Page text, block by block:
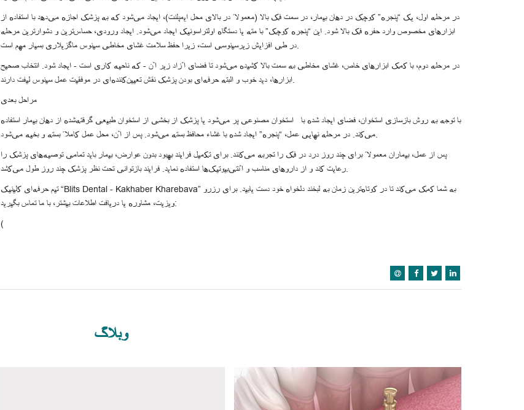
در مرحله اول، یک “پنجره” کوچک در دهان بیمار، در سمت فک بالا (معمولاً در بالای محل ایمپلنت)، ایجاد می‌شود که به پزشک اجازه می‌دهد با استفاده از
ابزارهای مخصوص وارد حفره فک بالا شود. این “پنجره کوچک” با مته یا دستگاه اولتراسونیک ایجاد می‌شود. ایجاد ورودی، حساس‌ترین و دشوارترین مرحله
در طی افزایش زیرسینوسی است، زیرا حفظ سلامت غشای مخاطی سینوس ماگزیلاری بسیار مهم است.
در مرحله دوم، با کمک ابزارهای خاص، غشای مخاطی به سمت بالا کشیده می‌شود تا فضای آزاد زیر آن - که ناحیه کاری است - ایجاد شود. انتخاب صحیح
ابزارها، دید خوب و البته حرفه‌ای بودن پزشک نقش تعیین‌کننده‌ای در موفقیت عمل سینوس لیفت دارند.
مراحل بعدی
با توجه به روش بازسازی استخوان، فضای ایجاد شده با استخوان مصنوعی پر می‌شود یا پزشک از بخشی از استخوان طبیعی گرفته‌شده از دهان بیمار استفاده
می‌کند. در مرحله نهایی عمل، “پنجره” ایجاد شده با غشاء محافظ بسته می‌شود. پس از آن، محل عمل کاملاً بسته و بخیه می‌شود.
پس از عمل، بیماران معمولاً برای چند روز درد در فک را تجربه می‌کنند. برای تکمیل فرایند بهبود بدون عوارض، بیمار باید تمامی توصیه‌های پزشک را
رعایت کند و از داروهای مناسب و آنتی‌بیوتیک‌ها استفاده نماید. فرایند بازتوانی تحت نظر پزشک چند روز طول می‌کشد.
تیم حرفه‌ای کلینیک “Blits Dental - Kakhaber Kharebava” به شما کمک می‌کند تا در کوتاه‌ترین زمان به لبخند دلخواه خود دست یابید. برای رزرو
ویزیت، مشاوره یا دریافت اطلاعات بیشتر، با ما تماس بگیرید:
(
وبلاگ